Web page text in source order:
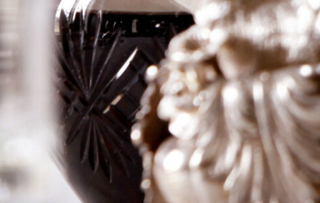
Logga in för att se priset
Art.nr: 21164-01
Information
Producent Niepoort
Årgång 2003
Land Portugal
Område Portvin